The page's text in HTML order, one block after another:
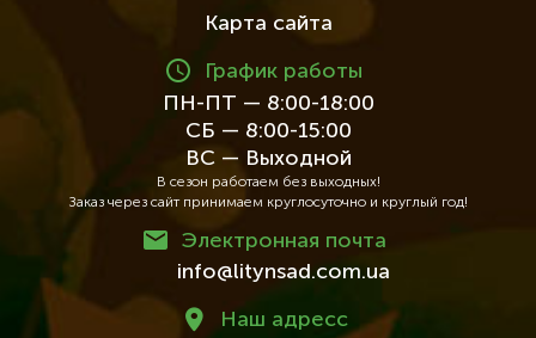
Карта сайта
График работы
ПН-ПТ — 8:00-18:00
СБ — 8:00-15:00
ВС — Выходной
В сезон работаем без выходных!
Заказ через сайт принимаем круглосуточно и круглый год!
Электронная почта
info@litynsad.com.ua
Наш адресc